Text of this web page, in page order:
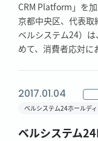
CRM Platform」を
京都中央区、代表
ベルシステム24）
めて、消費者応対に
2017.01.04
ベルシステム24ホールデ
ベルシステム